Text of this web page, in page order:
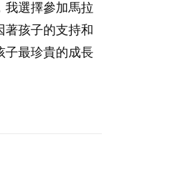
我選擇參加馬拉
著孩子的支持和
子最珍貴的成長